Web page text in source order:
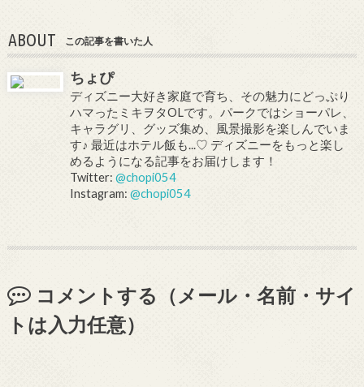
ABOUT この記事を書いた人
ちょぴ
ディズニー大好き家庭で育ち、その魅力にどっぷり
ハマったミキヲタOLです。パークではショーパレ、
キャラグリ、グッズ集め、風景撮影を楽しんでいま
す♪ 最近はホテル飯も...♡ ディズニーをもっと楽し
めるようになる記事をお届けします！
Twitter:@chopi054
Instagram:@chopi054
コメントする（メール・名前・サイ
トは入力任意）